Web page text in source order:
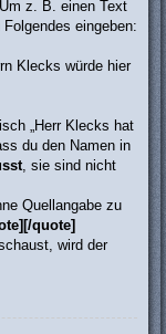
z. B. einen Text
eingeben:
Klecks würde hier
„Herr Klecks hat
du den Namen in
, sie sind nicht
Quellangabe zu
quote]
wird der